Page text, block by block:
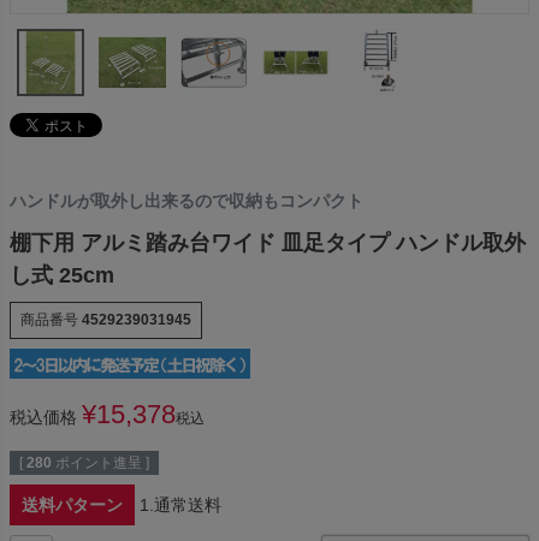
ハンドルが取外し出来るので収納もコンパクト
棚下用 アルミ踏み台ワイド 皿足タイプ ハンドル取外
し式 25cm
商品番号 4529239031945
税込価格 ¥15,378税込
[ 280 ポイント進呈 ]
送料パターン 1.通常送料